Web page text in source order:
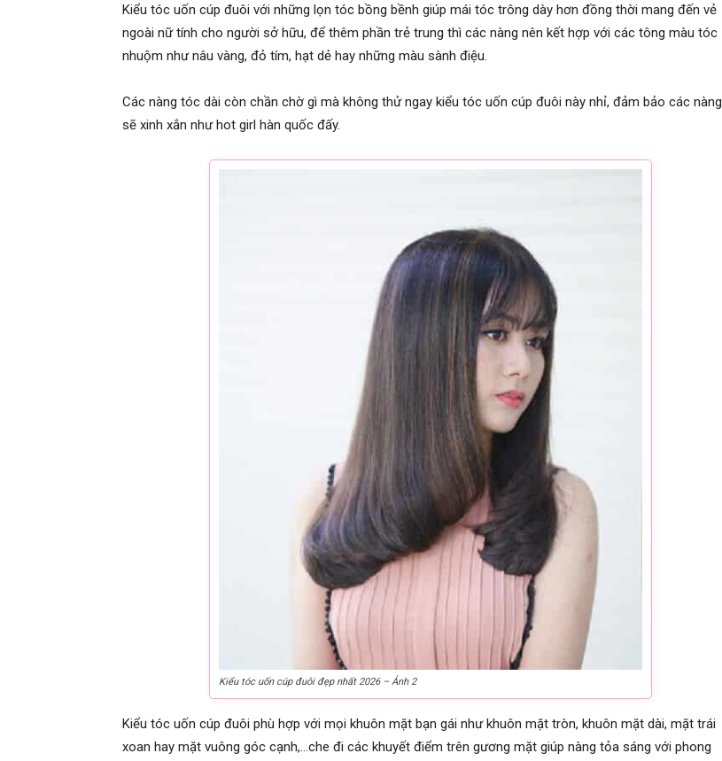
Kiểu tóc uốn cúp đuôi với những lọn tóc bồng bềnh giúp mái tóc trông dày hơn đồng thời mang đến vẻ
ngoài nữ tính cho người sở hữu, để thêm phần trẻ trung thì các nàng nên kết hợp với các tông màu tóc
nhuộm như nâu vàng, đỏ tím, hạt dẻ hay những màu sành điệu.
Các nàng tóc dài còn chần chờ gì mà không thử ngay kiểu tóc uốn cúp đuôi này nhỉ, đảm bảo các nàng
sẽ xinh xắn như hot girl hàn quốc đấy.
Kiểu tóc uốn cúp đuôi đẹp nhất 2026 – Ảnh 2
Kiểu tóc uốn cúp đuôi phù hợp với mọi khuôn mặt bạn gái như khuôn mặt tròn, khuôn mặt dài, mặt trái
xoan hay mặt vuông góc cạnh,…che đi các khuyết điểm trên gương mặt giúp nàng tỏa sáng với phong